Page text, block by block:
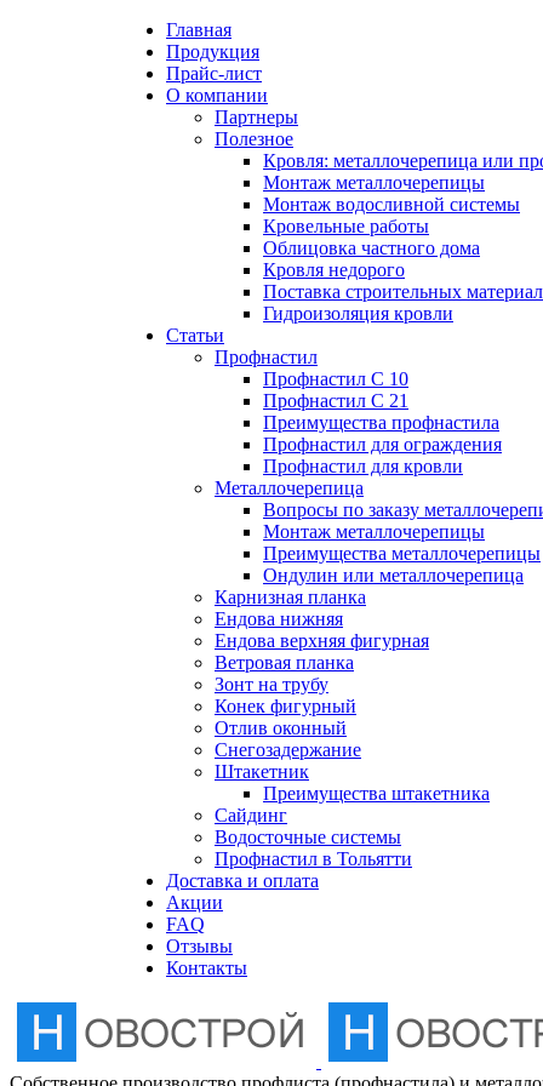
Главная
Продукция
Прайс-лист
О компании
Партнеры
Полезное
Кровля: металлочерепица или
Монтаж металлочерепицы
Монтаж водосливной системы
Кровельные работы
Облицовка частного дома
Кровля недорого
Поставка строительных
Гидроизоляция кровли
Статьи
Профнастил
Профнастил С 10
Профнастил С 21
Преимущества профнастила
Профнастил для ограждения
Профнастил для кровли
Металлочерепица
Вопросы по заказу
Монтаж металлочерепицы
Преимущества металлочерепицы
Ондулин или металлочерепица
Карнизная планка
Ендова нижняя
Ендова верхняя фигурная
Ветровая планка
Зонт на трубу
Конек фигурный
Отлив оконный
Снегозадержание
Штакетник
Преимущества штакетника
Сайдинг
Водосточные системы
Профнастил в Тольятти
Доставка и оплата
Акции
FAQ
Отзывы
Контакты
Монтаж
Монтаж
Кровельные
Кровля недорого
Поставка
Гидроизоляция
Профнастил
Профнастил С
Преимущества
Металлочерепица Монтаж
Преимущества
Ендова верхняя фигурная
Водосточные системы
Профнастил в Тольятти
Цена на профнастил
Цена на металлочерепицу